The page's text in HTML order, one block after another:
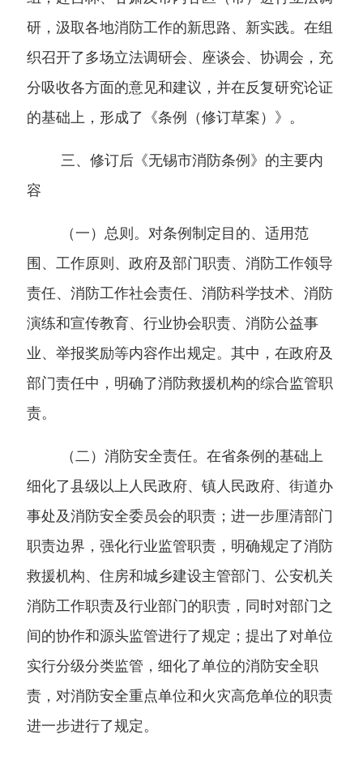
研，汲取各地消防工作的新思路、新实践。在组
织召开了多场立法调研会、座谈会、协调会，充
分吸收各方面的意见和建议，并在反复研究论证
的基础上，形成了《条例（修订草案）》。
三、修订后《无锡市消防条例》的主要内
容
（一）总则。对条例制定目的、适用范
围、工作原则、政府及部门职责、消防工作领导
责任、消防工作社会责任、消防科学技术、消防
演练和宣传教育、行业协会职责、消防公益事
业、举报奖励等内容作出规定。其中，在政府及
部门责任中，明确了消防救援机构的综合监管职
责。
（二）消防安全责任。在省条例的基础上
细化了县级以上人民政府、镇人民政府、街道办
事处及消防安全委员会的职责；进一步厘清部门
职责边界，强化行业监管职责，明确规定了消防
救援机构、住房和城乡建设主管部门、公安机关
消防工作职责及行业部门的职责，同时对部门之
间的协作和源头监管进行了规定；提出了对单位
实行分级分类监管，细化了单位的消防安全职
责，对消防安全重点单位和火灾高危单位的职责
进一步进行了规定。